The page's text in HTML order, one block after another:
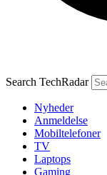
Search TechRadar
Nyheder
Anmeldelse
Mobiltelefoner
TV
Laptops
Gaming